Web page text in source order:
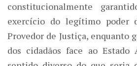
constitucionalmente
exercício do legítimo poder
Provedor de Justiça, enquanto
dos cidadãos face ao Estado